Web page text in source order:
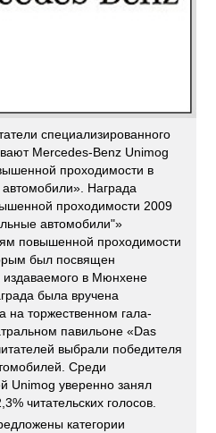
специализированного
Mercedes-Benz Unimog
проходимости в
Награда
проходимости 2009
автомобили"»
повышенной проходимости
был посвящен
издаваемого в Мюнхене
была вручена
на торжественном гала-
павильоне «Das
выбрали победителя
Среди
Unimog уверенно занял
читательских голосов.
категории